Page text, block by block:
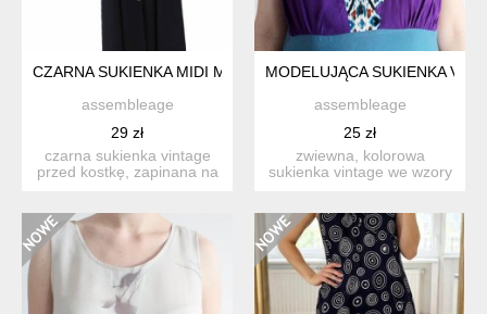
CZARNA SUKIENKA MIDI MAXI WISKOZA VINTAGE LETNIA
assembleage
29 zł
czarna sukienka vintage
przed kostkę, zapinana na
MODELUJĄCA SUKIENKA
assembleage
25 zł
zwiewna, kolorowa
sukienka vintage we wzory